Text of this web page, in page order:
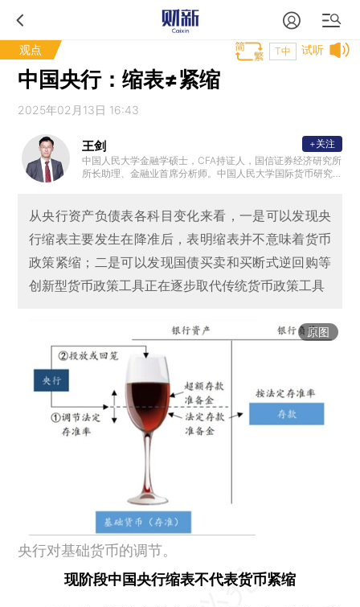
观点 试听
T中
中国央行：缩表≠紧缩
2025年02月13日 16:43
王剑
中国人民大学金融学硕士，CFA持证人，国信证券经济研究所
所长助理、金融业首席分析师。中国人民大学国际货币研究
国人民银行郑州培训学院客座教授。
+关注
从央行资产负债表各科目变化来看，一是可以发现央
行缩表主要发生在降准后，表明缩表并不意味着货币
政策紧缩；二是可以发现国债买卖和买断式逆回购等
创新型货币政策工具正在逐步取代传统货币政策工具
原图
央行对基础货币的调节。
现阶段中国央行缩表不代表货币紧缩